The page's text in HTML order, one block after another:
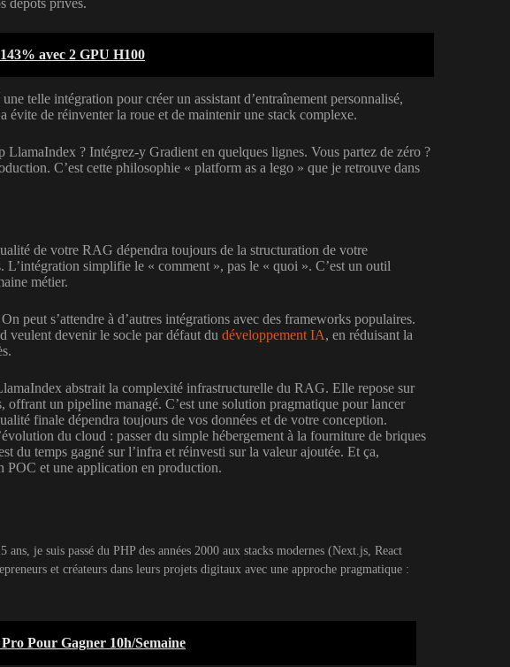
dépôts privés.
avec 2 GPU H100
une telle intégration pour créer un assistant d’entraînement personnalisé,
évite de réinventer la roue et de maintenir une stack complexe.
? Intégrez-y Gradient en quelques lignes. Vous partez de zéro ?
C’est cette philosophie « platform as a lego » que je retrouve dans
de votre RAG dépendra toujours de la structuration de votre
L’intégration simplifie le « comment », pas le « quoi ». C’est un outil
métier.
peut s’attendre à d’autres intégrations avec des frameworks populaires.
veulent devenir le socle par défaut du développement IA, en réduisant la
abstrait la complexité infrastructurelle du RAG. Elle repose sur
un pipeline managé. C’est une solution pragmatique pour lancer
finale dépendra toujours de vos données et de votre conception.
du cloud : passer du simple hébergement à la fourniture de briques
du temps gagné sur l’infra et réinvesti sur la valeur ajoutée. Et ça,
POC et une application en production.
je suis passé du PHP des années 2000 aux stacks modernes (Next.js, React
et créateurs dans leurs projets digitaux avec une approche pragmatique :
Pour Gagner 10h/Semaine